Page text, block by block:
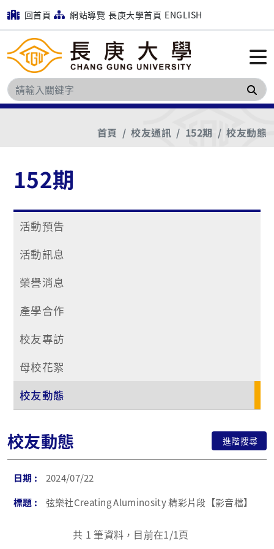
回首頁 網站導覽 長庚大學首頁 ENGLISH
搜
首頁 校友通訊 152期 校友動態
152期
活動預告
活動訊息
榮譽消息
產學合作
校友專訪
母校花絮
校友動態
校友動態 進階搜尋
2024/07/22
弦樂社Creating Aluminosity 精彩片段【影音檔】
共 1 筆資料，目前在1/1頁